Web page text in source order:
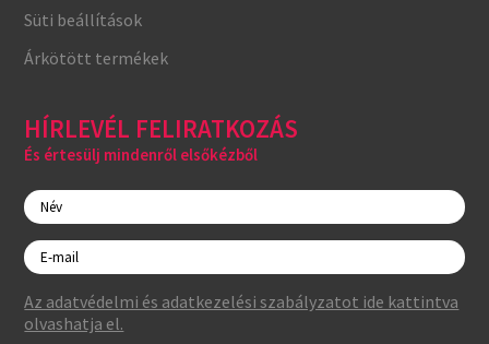
Süti beállítások
Árkötött termékek
HÍRLEVÉL FELIRATKOZÁS
És értesülj mindenről elsőkézből
Az adatvédelmi és adatkezelési szabályzatot ide kattintva
olvashatja el.